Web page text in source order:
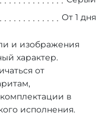
От 1 дня
и изображения
характер.
от
в
исполнения.